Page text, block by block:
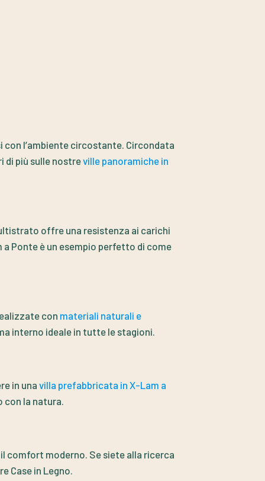
l’ambiente circostante. Circondata
di più sulle nostreville panoramiche in
offre una resistenza ai carichi
a Ponte è un esempio perfetto di come
con materiali naturali e
interno ideale in tutte le stagioni.
in una villa prefabbricata in X-Lam a
la natura.
comfort moderno. Se siete alla ricerca
Case in Legno.